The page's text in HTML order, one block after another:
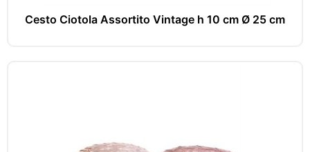
Cesto Ciotola Assortito Vintage h 10 cm Ø 25 cm